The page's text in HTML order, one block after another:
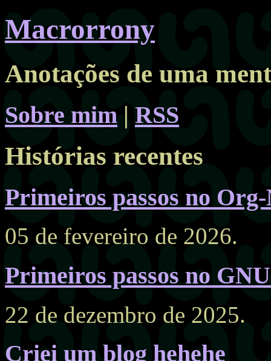
Macrorrony
Anotações de uma
Sobre mim | RSS
Histórias recentes
Primeiros passos no
05 de fevereiro de 2026.
Primeiros passos no
22 de dezembro de 2025.
Criei um blog hehehe